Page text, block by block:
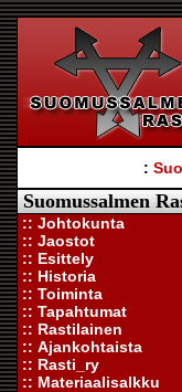
:
Suomussalmen
:: Johtokunta
:: Jaostot
:: Esittely
:: Historia
:: Toiminta
:: Tapahtumat
:: Rastilainen
:: Ajankohtaista
:: Rasti_ry
:: Materiaalisalkku